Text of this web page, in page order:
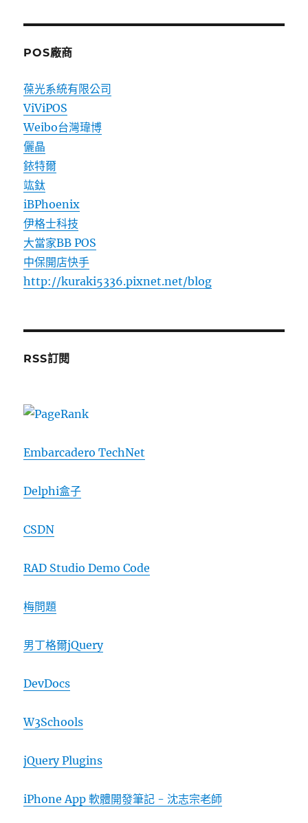
POS廠商
葆光系統有限公司
ViViPOS
Weibo台灣瑋博
儷晶
銥特爾
竑鈦
iBPhoenix
伊格士科技
大當家BB POS
中保開店快手
http://kuraki5336.pixnet.net/blog
RSS訂閱
Embarcadero TechNet
Delphi盒子
CSDN
RAD Studio Demo Code
梅問題
男丁格爾jQuery
DevDocs
W3Schools
jQuery Plugins
iPhone App 軟體開發筆記 - 沈志宗老師